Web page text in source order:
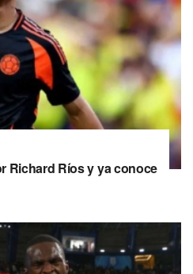
Richard Ríos y ya conoce